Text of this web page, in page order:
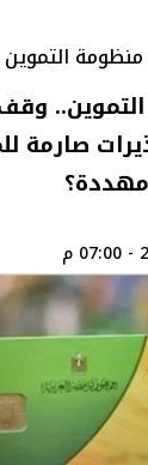
التموين
صارمة
مهددة؟